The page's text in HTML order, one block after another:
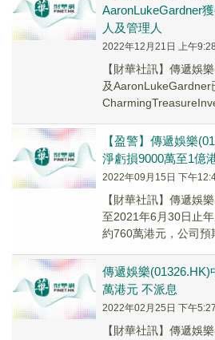
AaronLukeGardner
人及管理人
2022年12月21日 上午9:28
【財華社訊】傳遞娛
及AaronLukeGardner
【盈警】傳遞娛樂
淨虧損9000萬至1億
2022年09月15日 下午
【財華社訊】傳遞娛
至2021年6月30日止
約760萬港元，公司預
傳遞娛樂(01326.HK)
萬港元 不派息
2022年02月25日 下午5:27
【財華社訊】傳遞娛